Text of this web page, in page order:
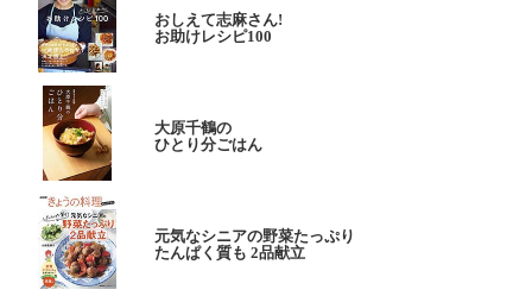
おしえて志麻さん!
お助けレシピ100
大原千鶴の
ひとり分ごはん
元気なシニアの野菜たっぷり
たんぱく質も 2品献立